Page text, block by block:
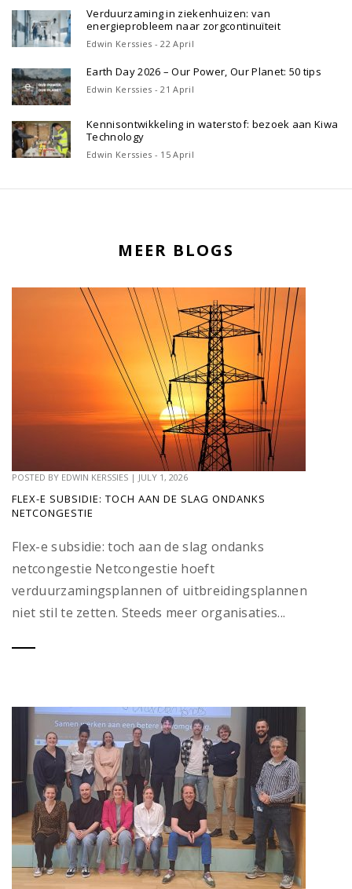
Verduurzaming in ziekenhuizen: van
energieprobleem naar zorgcontinuïteit
Edwin Kerssies - 22 April
Earth Day 2026 – Our Power, Our Planet: 50 tips
Edwin Kerssies - 21 April
Kennisontwikkeling in waterstof: bezoek aan Kiwa
Technology
Edwin Kerssies - 15 April
MEER BLOGS
POSTED BY EDWIN KERSSIES | JULY 1, 2026
FLEX-E SUBSIDIE: TOCH AAN DE SLAG ONDANKS
NETCONGESTIE
Flex-e subsidie: toch aan de slag ondanks
netcongestie Netcongestie hoeft
verduurzamingsplannen of uitbreidingsplannen
niet stil te zetten. Steeds meer organisaties...